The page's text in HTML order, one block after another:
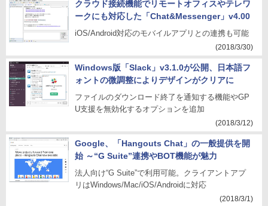
クラウド接続機能でリモートオフィスやテレワ
ークにも対応した「Chat&Messenger」v4.00
iOS/Android対応のモバイルアプリとの連携も可能
(2018/3/30)
Windows版「Slack」v3.1.0が公開、日本語フ
ォントの微調整によりデザインがクリアに
ファイルのダウンロード終了を通知する機能やGP
U支援を無効化するオプションを追加
(2018/3/12)
Google、「Hangouts Chat」の一般提供を開
始 ～“G Suite”連携やBOT機能が魅力
法人向け“G Suite”で利用可能。クライアントアプ
リはWindows/Mac/iOS/Androidに対応
(2018/3/1)